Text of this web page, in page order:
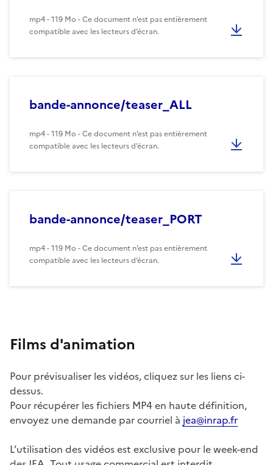
mp4 - 119 Mo - Ce document n’est pas entièrement
compatible avec les lecteurs d’écran.
bande-annonce/teaser_ALL
mp4 - 119 Mo - Ce document n’est pas entièrement
compatible avec les lecteurs d’écran.
bande-annonce/teaser_PORT
mp4 - 119 Mo - Ce document n’est pas entièrement
compatible avec les lecteurs d’écran.
Films d'animation
Pour prévisualiser les vidéos, cliquez sur les liens ci-
dessus.
Pour récupérer les fichiers MP4 en haute définition,
envoyez une demande par courriel à jea@inrap.fr
L’utilisation des vidéos est exclusive pour le week-end